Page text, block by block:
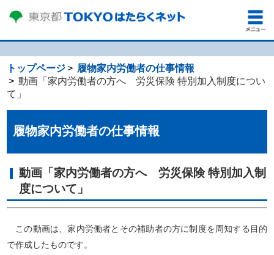
トップページ
履物家内労働者の仕事情報
動画「家内労働者の方へ 労災保険 特別加入制度につい
て」
履物家内労働者の仕事情報
動画「家内労働者の方へ 労災保険 特別加入制
度について」
この動画は、家内労働者とその補助者の方に制度を周知する目的
で作成したものです。